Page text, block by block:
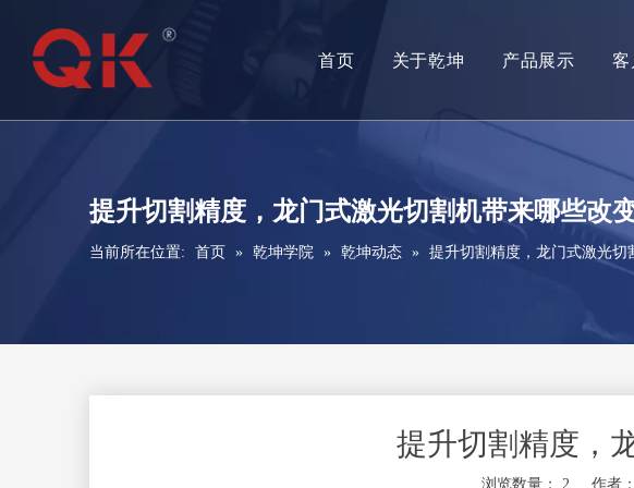
首页 关于乾坤 产品展示
提升切割精度，龙门式激光切割机带来哪些改
当前所在位置: 首页 » 乾坤学院 » 乾坤动态 » 提升切割精度，龙门式激光切
提升切割精度，
浏览数量： 2 作者：